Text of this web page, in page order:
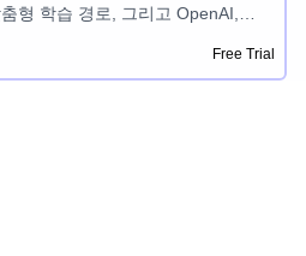
형 학습 경로, 그리고 OpenAI,
있도록 도와 개발자들이 성공적인
개발 분야의 잠재력을 발휘할 수
Free Trial